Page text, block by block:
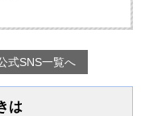
式SNS一覧へ
は